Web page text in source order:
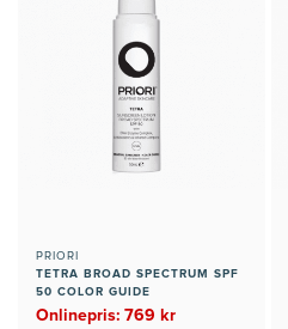
PRIORI
TETRA BROAD SPECTRUM SPF
50 COLOR GUIDE
Onlinepris: 769 kr